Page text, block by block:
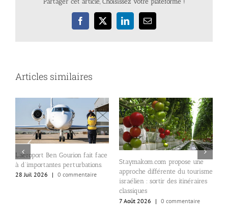
Facebook
X LinkedInEmail
Articles similaires
L’aéroport Ben Gourion fait face
à d’importantes perturbations.
28 Juil 2026
| 0 commentaire
Staymakom.com propose une
approche différente du tourisme
israélien : sortir des itinéraires
classiques
7 Août 2026
| 0 commentaire